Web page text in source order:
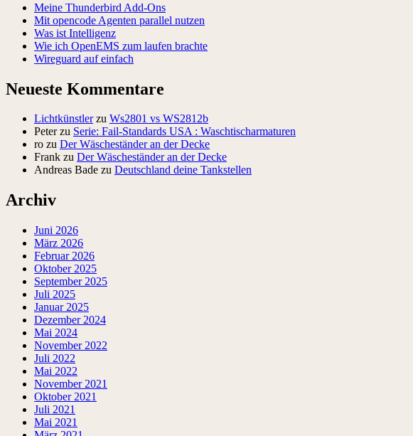
Meine Thunderbird Add-Ons
Mit opencode Agenten parallel nutzen
Was ist Intelligenz
Wie ich OpenEMS zum laufen brachte
Wireguard auf einfach
Neueste Kommentare
Lichtkünstlerzu Ws2801 vs WS2812b
Peterzu Serie: Fail-Standards USA : Waschtischarmaturen
ro zu Der Wäscheständer an der Decke
Frank zu Der Wäscheständer an der Decke
Andreas Bade zu Deutschland deine Tankstellen
Archiv
Juni 2026
März 2026
Februar 2026
Oktober 2025
September 2025
Juli 2025
Januar 2025
Dezember 2024
Mai 2024
November 2022
Juli 2022
Mai 2022
November 2021
Oktober 2021
Juli 2021
Mai 2021